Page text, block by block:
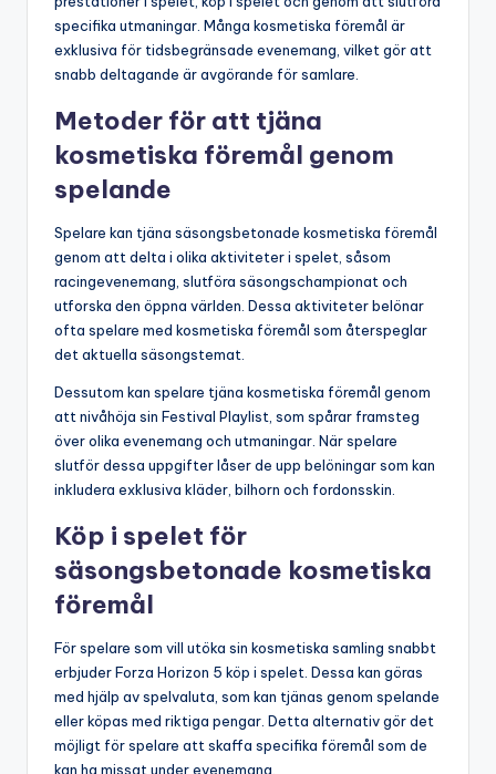
specifika utmaningar. Många kosmetiska föremål är
exklusiva för tidsbegränsade evenemang, vilket gör att
snabb deltagande är avgörande för samlare.
Metoder för att tjäna
kosmetiska föremål genom
spelande
Spelare kan tjäna säsongsbetonade kosmetiska föremål
genom att delta i olika aktiviteter i spelet, såsom
racingevenemang, slutföra säsongschampionat och
utforska den öppna världen. Dessa aktiviteter belönar
ofta spelare med kosmetiska föremål som återspeglar
det aktuella säsongstemat.
Dessutom kan spelare tjäna kosmetiska föremål genom
att nivåhöja sin Festival Playlist, som spårar framsteg
över olika evenemang och utmaningar. När spelare
slutför dessa uppgifter låser de upp belöningar som kan
inkludera exklusiva kläder, bilhorn och fordonsskin.
Köp i spelet för
säsongsbetonade kosmetiska
föremål
För spelare som vill utöka sin kosmetiska samling snabbt
erbjuder Forza Horizon 5 köp i spelet. Dessa kan göras
med hjälp av spelvaluta, som kan tjänas genom spelande
eller köpas med riktiga pengar. Detta alternativ gör det
möjligt för spelare att skaffa specifika föremål som de
kan ha missat under evenemang.